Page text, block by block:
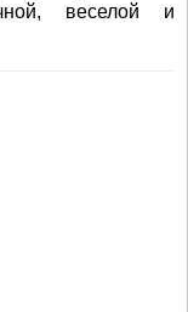
веселой и